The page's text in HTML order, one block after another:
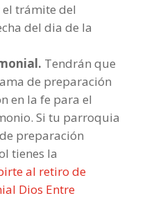
trámite del
del dia de la
Tendrán que
de preparación
en la fe para el
Si tu parroquia
preparación
tienes la
al retiro de
Dios Entre